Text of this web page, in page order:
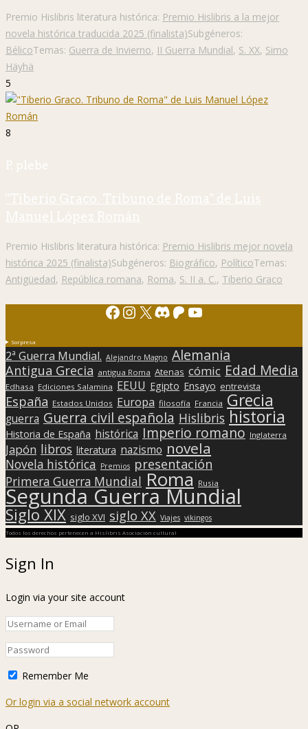
Premio Hislibris literatura histórica: Premio Hislibris a la mejor
novela histórica traducida 2025 (finalista)Subgéneros:
BélicoTemas: Guerra de Invierno, II Guerra Mundial, S. XX, Simo
Häyhä
5
8
P. plebe
"Tiberio Graco. Tribuno de Roma" de Luis
Manuel López Román
Premio Hislibris literatura histórica: Premio Hislibris mejor novela
histórica 2025 (finalista)Subgéneros: Biográfico, PolíticoTemas:
Antigüedad, República romana, Roma, S. II a. C., Tiberio Graco
Facebook
Instagram
X Discord
Patreon
YouTube
Sorpresa
2ª Guerra Mundial. Alejandro Magno Alemania
Antigua Grecia antigua Roma Atenas cómic Edad Media
Edhasa Ediciones Salamina EEUU Egipto Ensayo entrevista
España Estados Unidos Europa filosofía Francia Grecia
guerra Guerra civil española Hislibris historia
Historia de España histórica Imperio romano Inglaterra
Japón libros literatura nazismo novela
Novela histórica Premios presentación
Primera Guerra Mundial Roma Rusia
Segunda Guerra Mundial
Siglo XIX siglo XVI siglo XX Viajes vikingos
Todos los derechos pertenecen a Hislibris Asociación cultural
Sign In
Login via your site account
Remember Me
Or login via a social network account